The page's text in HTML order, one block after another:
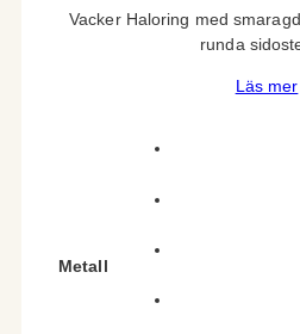
Vacker Haloring med
runda
Läs mer
Metall